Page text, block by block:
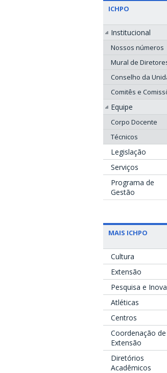
ICHPO
Institucional
Nossos números
Mural de
Conselho da
Comitês e
Equipe
Corpo Docente
Técnicos
Legislação
Serviços
Programa de
Gestão
MAIS ICHPO
Cultura
Extensão
Pesquisa e
Atléticas
Centros
Coordenação de
Extensão
Diretórios
Acadêmicos